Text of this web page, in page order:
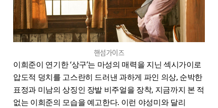
핸섬가이즈
이희준이 연기한 ‘상구’는 마성의 매력을 지닌 섹시가이로
압도적 덩치를 고스란히 드러낸 과하게 파인 의상, 순박한
표정과 미남의 상징인 장발 비주얼을 장착, 지금까지 본 적
없는 이희준의 모습을 예고한다. 이런 야성미와 달리